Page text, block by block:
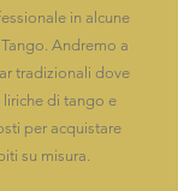
in alcune
Andremo a
tradizionali dove
di tango e
per acquistare
su misura.